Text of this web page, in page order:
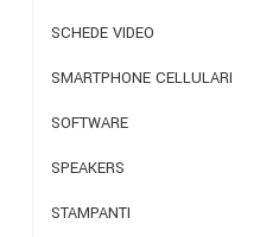
SCHEDE VIDEO
SMARTPHONE CELLULARI
SOFTWARE
SPEAKERS
STAMPANTI